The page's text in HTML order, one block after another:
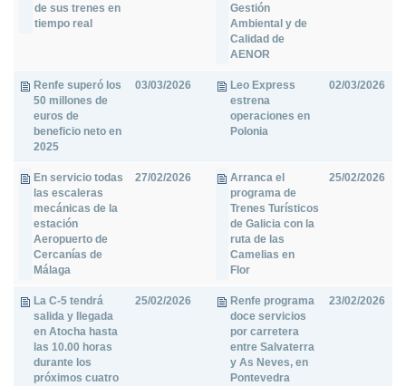
de sus trenes en
tiempo real
Gestión
Ambiental y de
Calidad de
AENOR
Renfe superó los
50 millones de
euros de
beneficio neto en
2025
03/03/2026
Leo Express
estrena
operaciones en
Polonia
02/03/2026
En servicio todas
las escaleras
mecánicas de la
estación
Aeropuerto de
Cercanías de
Málaga
27/02/2026
Arranca el
programa de
Trenes Turísticos
de Galicia con la
ruta de las
Camelias en
Flor
25/02/2026
La C-5 tendrá
salida y llegada
en Atocha hasta
las 10.00 horas
durante los
próximos cuatro
25/02/2026
Renfe programa
doce servicios
por carretera
entre Salvaterra
y As Neves, en
Pontevedra
23/02/2026